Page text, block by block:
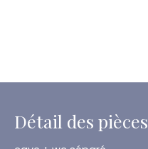
Détail des pièces